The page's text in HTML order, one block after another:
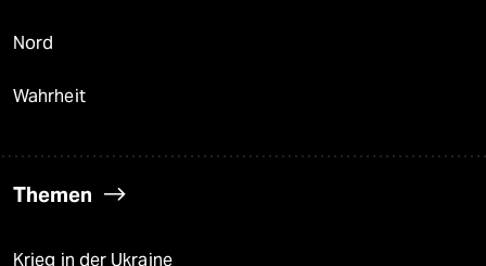
Nord
Wahrheit
Themen
Krieg in der Ukraine